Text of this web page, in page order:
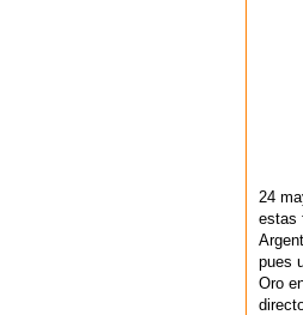
24
estas
pues
Oro